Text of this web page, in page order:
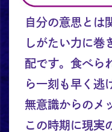
自分の意思とは
しがたい力に巻
配です。食べら
ら一刻も早く逃
無意識からのメ
この時期に現実